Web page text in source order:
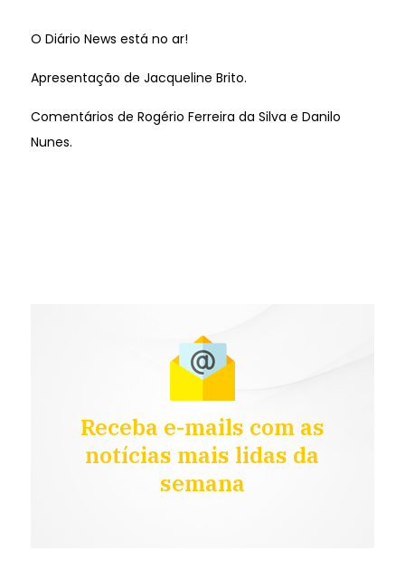
O Diário News está no ar!
Apresentação de Jacqueline Brito.
Comentários de Rogério Ferreira da Silva e Danilo
Nunes.
Receba e-mails com as
notícias mais lidas da
semana